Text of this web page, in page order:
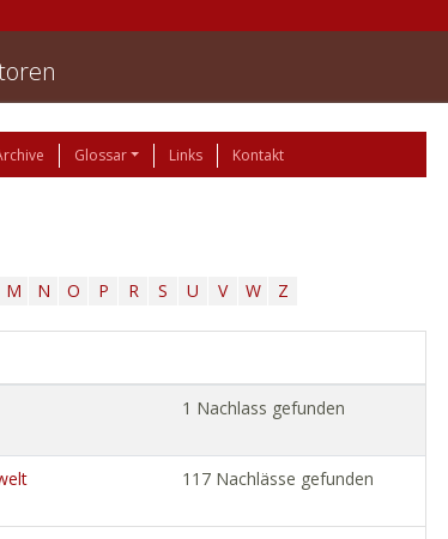
Glossar Links Kontakt
M N O P R S U V W Z
1 Nachlass gefunden
117 Nachlässe gefunden